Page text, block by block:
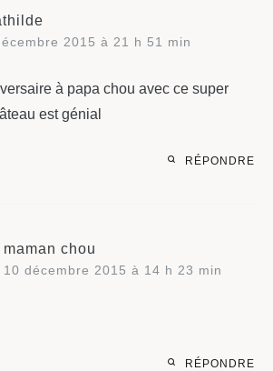
2015 à 21 h 51 min
à papa chou avec ce super
est génial
RÉPONDRE
maman chou
10 décembre 2015 à 14 h 23 min
RÉPONDRE